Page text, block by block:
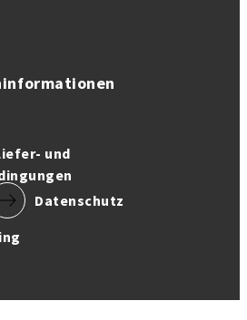
und
Datenschutz